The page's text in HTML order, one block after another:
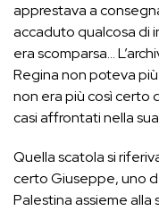
apprestava a
accaduto qualcosa di
era scomparsa…
Regina non poteva
non era più così certo
casi affrontati nella
Quella scatola si
certo Giuseppe, uno
Palestina assieme alla